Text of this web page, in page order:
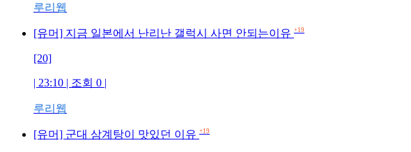
루리웹
[유머] 지금 일본에서 난리난 갤럭시 사면 안되는이유 +19
[20]
| 23:10 | 조회 0 |
루리웹
[유머] 군대 삼계탕이 맛있던 이유 +19